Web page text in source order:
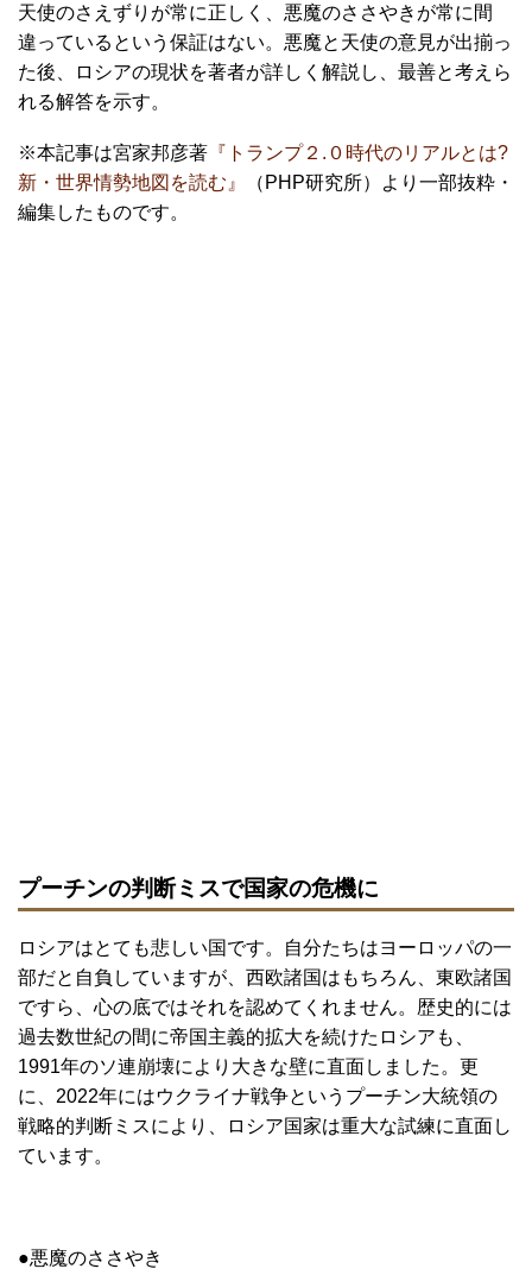
天使のさえずりが常に正しく、悪魔のささやきが常に間
違っているという保証はない。悪魔と天使の意見が出揃っ
た後、ロシアの現状を著者が詳しく解説し、最善と考えら
れる解答を示す。
※本記事は宮家邦彦著 『トランプ２.０時代のリアルとは?
新・世界情勢地図を読む』
（PHP研究所）より一部抜粋・
編集したものです。
プーチンの判断ミスで国家の危機に
ロシアはとても悲しい国です。自分たちはヨーロッパの一
部だと自負していますが、西欧諸国はもちろん、東欧諸国
ですら、心の底ではそれを認めてくれません。歴史的には
過去数世紀の間に帝国主義的拡大を続けたロシアも、
1991年のソ連崩壊により大きな壁に直面しました。更
に、2022年にはウクライナ戦争というプーチン大統領の
戦略的判断ミスにより、ロシア国家は重大な試練に直面し
ています。
●悪魔のささやき